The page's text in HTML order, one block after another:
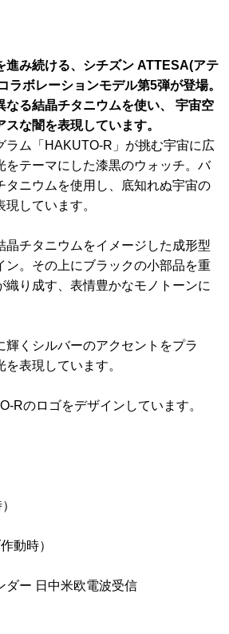
進み続ける、シチズン ATTESA(アテ
ラボレーションモデル第5弾が登場。
なる結晶チタニウムを使い、 宇宙空
な闇を表現しています。
ラム「HAKUTO-R」が挑む宇宙に広
をテーマにした漆黒のウォッチ。バ
タニウムを使用し、底知れぬ宇宙の
しています。
晶チタニウムをイメージした成形型
ン。その上にブラックの小部品を重
織り成す、表情豊かなモノトーンに
輝くシルバーのアクセントをプラ
表現しています。
Rのロゴをデザインしています。
動時）
ダー 日中米欧電波受信